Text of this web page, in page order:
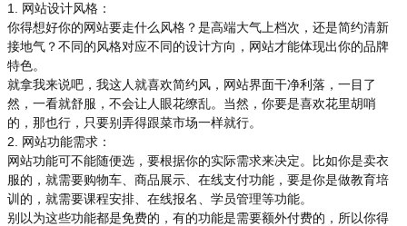
1. 网站设计风格：
你得想好你的网站要走什么风格？是高端大气上档次，还是简约清新
接地气？不同的风格对应不同的设计方向，网站才能体现出你的品牌
特色。
就拿我来说吧，我这人就喜欢简约风，网站界面干净利落，一目了
然，一看就舒服，不会让人眼花缭乱。当然，你要是喜欢花里胡哨
的，那也行，只要别弄得跟菜市场一样就行。
2. 网站功能需求：
网站功能可不能随便选，要根据你的实际需求来决定。比如你是卖衣
服的，就需要购物车、商品展示、在线支付功能，要是你是做教育培
训的，就需要课程安排、在线报名、学员管理等功能。
别以为这些功能都是免费的，有的功能是需要额外付费的，所以你得